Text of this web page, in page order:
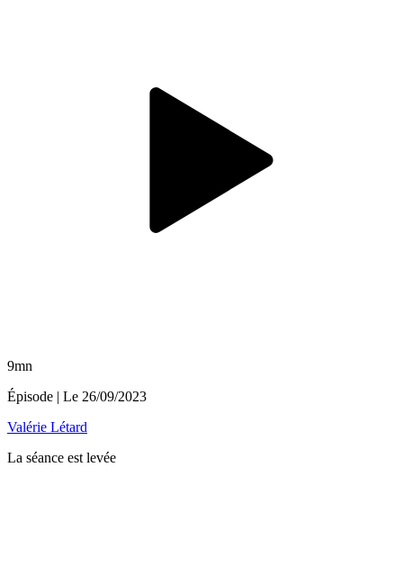
9mn
Épisode | Le 26/09/2023
Valérie Létard
La séance est levée